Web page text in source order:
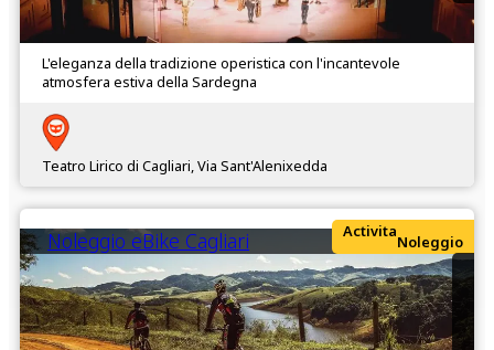
L'eleganza della tradizione operistica con l'incantevole
atmosfera estiva della Sardegna
Teatro Lirico di Cagliari, Via Sant'Alenixedda
Noleggio eBike Cagliari Activita
Noleggio